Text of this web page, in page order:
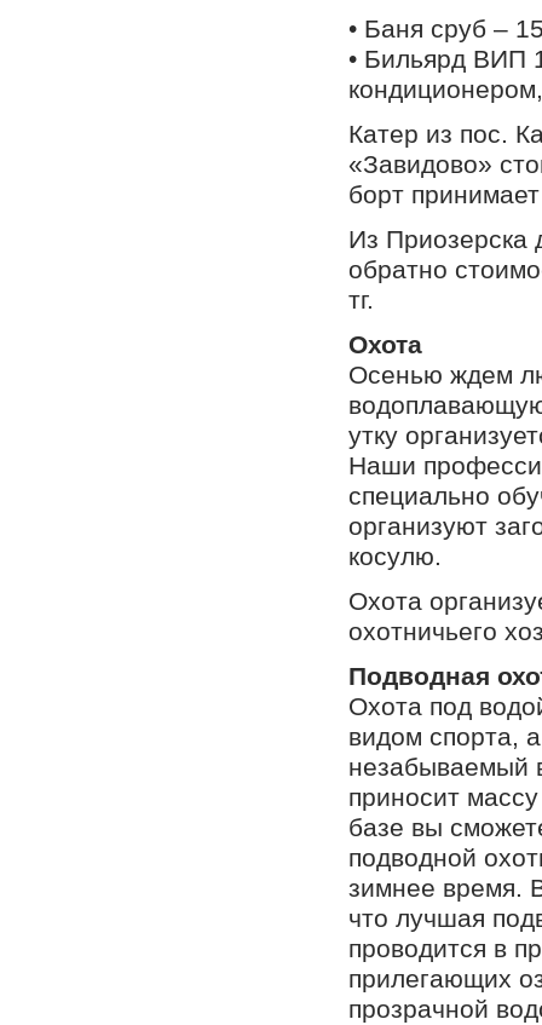
• Баня сруб –
• Бильярд ВИП
Катер из пос.
«Завидово»
борт
Из Приозерска
обратно
тг.
Охота
Осенью ждем
утку
Наши
специально
организуют
косулю.
Охота
охотничьего
Подводная
Охота под
видом спорта,
незабываемый
приносит
базе вы
подводной
зимнее время.
что лучшая
проводится в
прилегающих
прозрачной